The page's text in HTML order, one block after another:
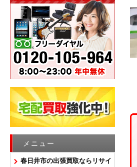
メニュー
春日井市の出張買取ならリサイ